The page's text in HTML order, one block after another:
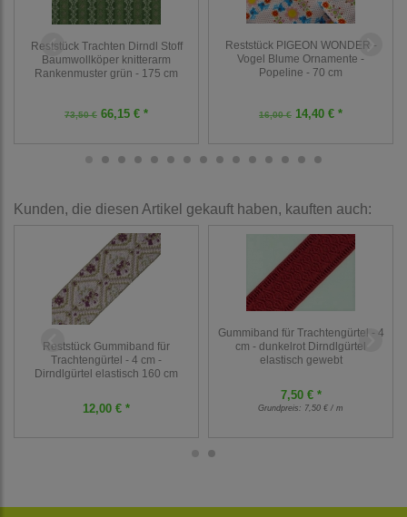
Reststück Trachten Dirndl Stoff
Baumwollköper knitterarm
Rankenmuster grün - 175 cm
73,50 € 66,15 € *
Reststück PIGEON WONDER -
Vogel Blume Ornamente -
Popeline - 70 cm
16,00 € 14,40 € *
Kunden, die diesen Artikel gekauft haben, kauften auch:
Reststück Gummiband für
Trachtengürtel - 4 cm -
Dirndlgürtel elastisch 160 cm
12,00 € *
Gummiband für Trachtengürtel - 4
cm - dunkelrot Dirndlgürtel
elastisch gewebt
7,50 € *
Grundpreis: 7,50 € / m